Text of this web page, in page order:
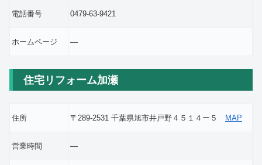
電話番号 0479-63-9421
ホームページ ―
住宅リフォーム加瀬
住所 〒289-2531 千葉県旭市井戸野４５１４ー５ MAP
営業時間 ―